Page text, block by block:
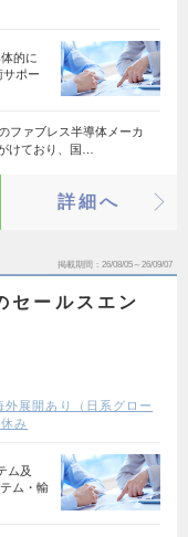
的に
ポー
ファブレス半導体メーカ
けており、国…
詳細へ
掲載期間 26/08/05～26/09/07
セールスエン
外展開あり（日系グロー
み
ム及
ム・輸